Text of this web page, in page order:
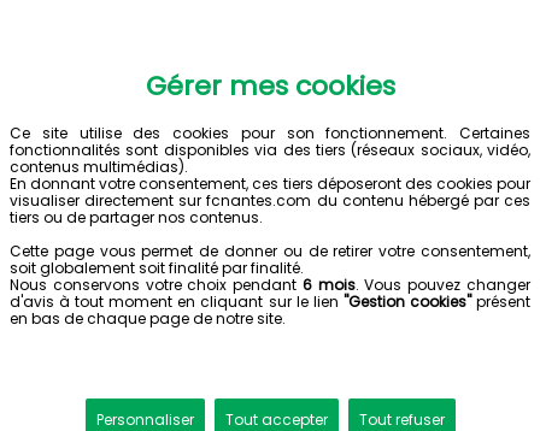
Gérer mes cookies
Ce site utilise des cookies pour son fonctionnement. Certaines
fonctionnalités sont disponibles via des tiers (réseaux sociaux, vidéo,
contenus multimédias).
En donnant votre consentement, ces tiers déposeront des cookies pour
visualiser directement sur fcnantes.com du contenu hébergé par ces
tiers ou de partager nos contenus.
Cette page vous permet de donner ou de retirer votre consentement,
soit globalement soit finalité par finalité.
Nous conservons votre choix pendant 6 mois. Vous pouvez changer
d'avis à tout moment en cliquant sur le lien "Gestion cookies"présent
en bas de chaque page de notre site.
Personnaliser Tout accepter Tout refuser